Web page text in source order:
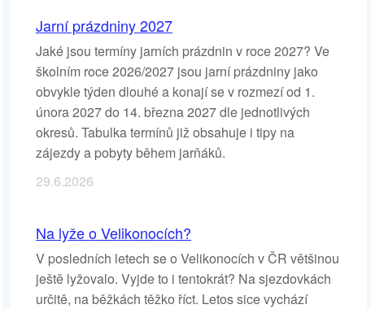
Jarní prázdniny 2027
Jaké jsou termíny jarních prázdnin v roce 2027? Ve
školním roce 2026/2027 jsou jarní prázdniny jako
obvykle týden dlouhé a konají se v rozmezí od 1.
února 2027 do 14. března 2027 dle jednotlivých
okresů. Tabulka termínů již obsahuje i tipy na
zájezdy a pobyty během jarňáků.
29.6.2026
Na lyže o Velikonocích?
V posledních letech se o Velikonocích v ČR většinou
ještě lyžovalo. Vyjde to i tentokrát? Na sjezdovkách
určitě, na běžkách těžko říct. Letos sice vychází